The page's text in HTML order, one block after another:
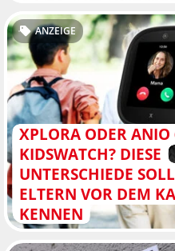
XPLORA ODER ANIO
KIDSWATCH? DIESE
UNTERSCHIEDE
ELTERN VOR DEM
KENNEN
ANZEIGE